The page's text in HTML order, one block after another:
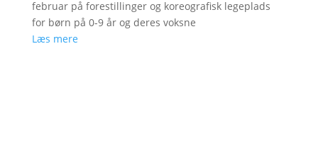
februar på forestillinger og koreografisk legeplads
for børn på 0-9 år og deres voksne
Læs mere